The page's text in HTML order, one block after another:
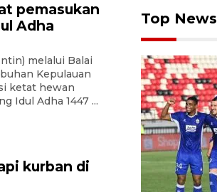
pemasukan
Adha
melalui Balai
Kepulauan
ketat hewan
Idul Adha 1447 ...
kurban di
Top News